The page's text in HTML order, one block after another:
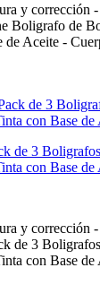
y corrección
Boligrafo de
de Aceite -
de 3
con Base de
y corrección
de 3
con Base